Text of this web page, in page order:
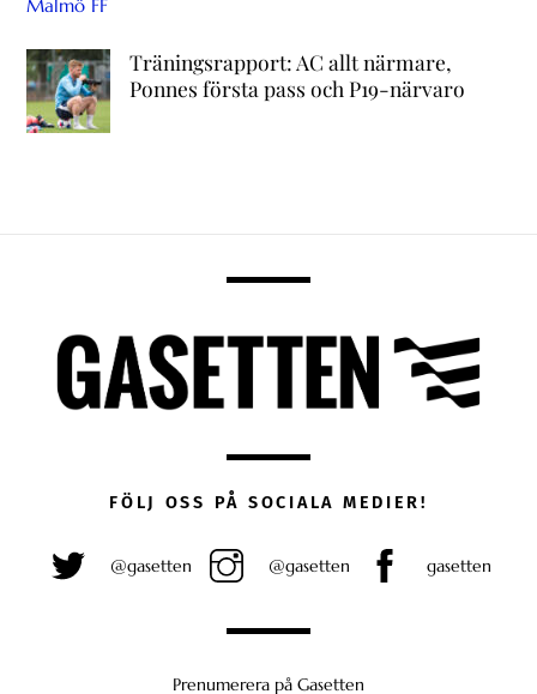
Träningsrapport: AC allt närmare,
Ponnes första pass och P19-närvaro
FÖLJ OSS PÅ SOCIALA MEDIER!
@gasetten @gasetten gasetten
Prenumerera på Gasetten